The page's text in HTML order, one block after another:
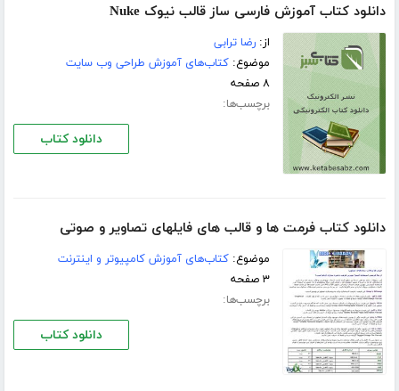
دانلود کتاب آموزش فارسی ساز قالب نیوک Nuke
از:رضا ترابی
موضوع:کتاب‌های آموزش طراحی وب سایت
۸ صفحه
برچسب‌ها:
دانلود کتاب
دانلود کتاب فرمت ها و قالب های فایلهای تصاویر و صوتی
موضوع:کتاب‌های آموزش کامپیوتر و اینترنت
۳ صفحه
برچسب‌ها:
دانلود کتاب